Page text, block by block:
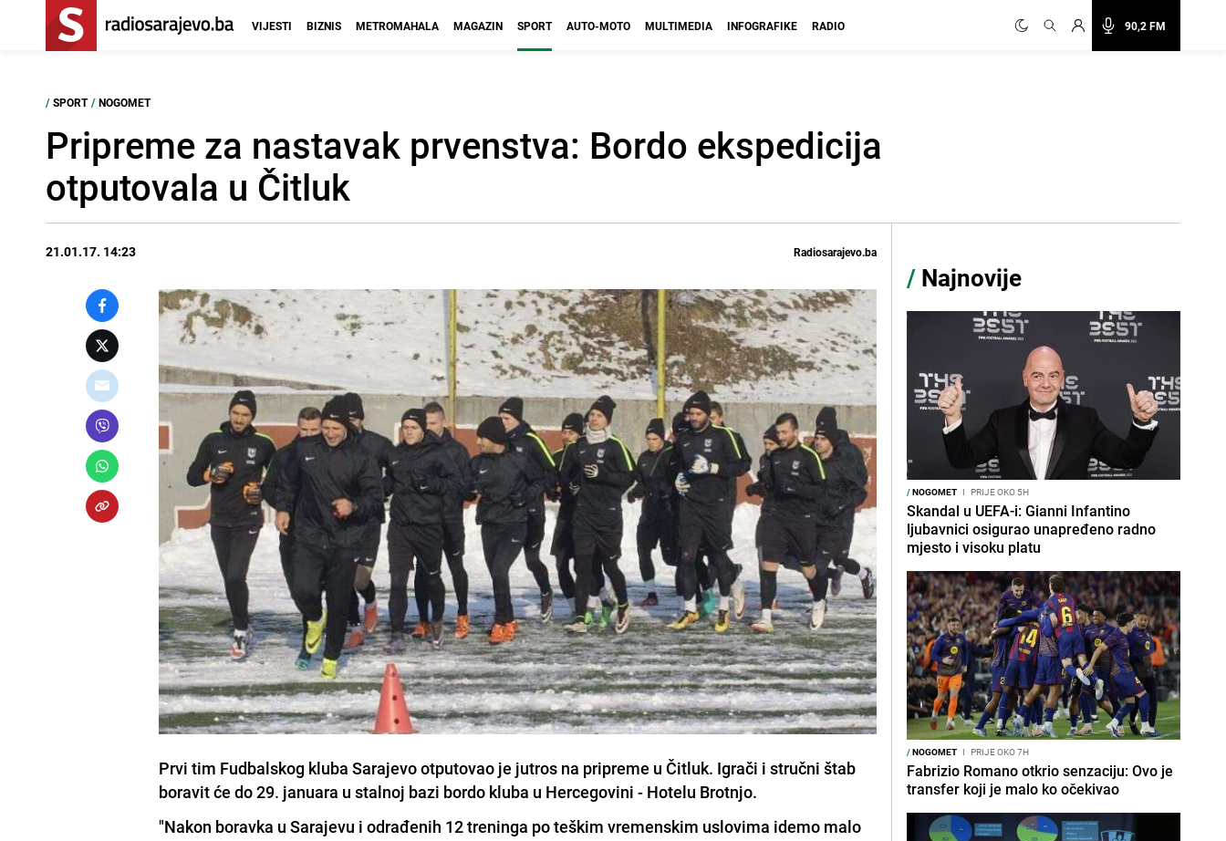
90,2 FM
VIJESTI BIZNIS METROMAHALA MAGAZIN SPORT AUTO-MOTO MULTIMEDIA INFOGRAFIKE RADIO
/ SPORT / NOGOMET
Pripreme za nastavak prvenstva: Bordo ekspedicija
otputovala u Čitluk
21.01.17. 14:23 Radiosarajevo.ba
Prvi tim Fudbalskog kluba Sarajevo otputovao je jutros na pripreme u Čitluk. Igrači i stručni štab
boravit će do 29. januara u stalnoj bazi bordo kluba u Hercegovini - Hotelu Brotnjo.
"Nakon boravka u Sarajevu i odrađenih 12 treninga po teškim vremenskim uslovima idemo malo
/ Najnovije
/NOGOMET I PRIJE OKO 5H
Skandal u UEFA-i: Gianni Infantino
ljubavnici osigurao unapređeno radno
mjesto i visoku platu
/NOGOMET I PRIJE OKO 7H
Fabrizio Romano otkrio senzaciju: Ovo je
transfer koji je malo ko očekivao